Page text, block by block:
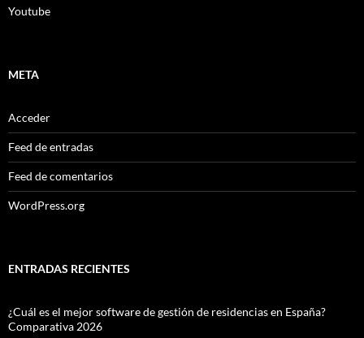
Youtube
META
Acceder
Feed de entradas
Feed de comentarios
WordPress.org
ENTRADAS RECIENTES
¿Cuál es el mejor software de gestión de residencias en España?
Comparativa 2026